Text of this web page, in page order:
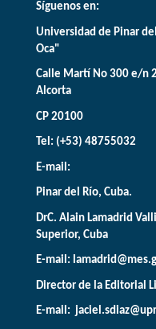
Síguenos en:
Universidad de Pinar
Oca"
Calle Martí No 300 e/n
Alcorta
CP 20100
Tel: (+53) 48755032
E-mail:
Pinar del Río, Cuba.
DrC. Alain Lamadrid
Superior, Cuba
E-mail:
Director de la Editorial
E-mail: